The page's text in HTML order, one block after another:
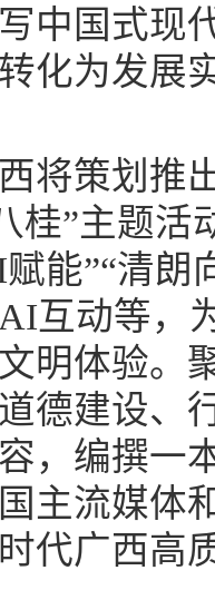
中国式现
化为发展
将策划推
桂”主题活
能”“清
互动等，
明体验。
德建设、
，编撰一
主流媒体
代广西高